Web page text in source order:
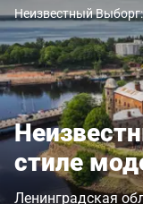
Неизвестный
стиле
Ленинградская